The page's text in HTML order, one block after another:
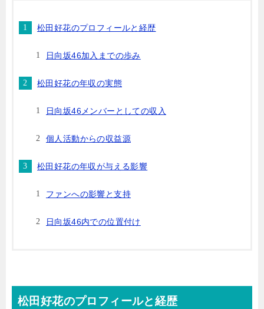
松田好花のプロフィールと経歴
日向坂46加入までの歩み
松田好花の年収の実態
日向坂46メンバーとしての収入
個人活動からの収益源
松田好花の年収が与える影響
ファンへの影響と支持
日向坂46内での位置付け
松田好花のプロフィールと経歴